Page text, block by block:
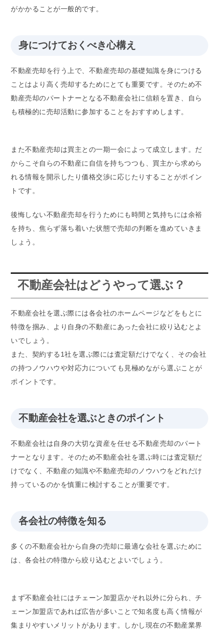
がかかることが一般的です。
身につけておくべき心構え
不動産売却を行う上で、不動産売却の基礎知識を身につける
ことはより高く売却するためにとても重要です。そのため不
動産売却のパートナーとなる不動産会社に信頼を置き、自ら
も積極的に売却活動に参加することをおすすめします。
また不動産売却は買主との一期一会によって成立します。だ
からこそ自らの不動産に自信を持ちつつも、買主から求めら
れる情報を開示したり価格交渉に応じたりすることがポイン
トです。
後悔しない不動産売却を行うためにも時間と気持ちには余裕
を持ち、焦らず落ち着いた状態で売却の判断を進めていきま
しょう。
不動産会社はどうやって選ぶ？
不動産会社を選ぶ際には各会社のホームページなどをもとに
特徴を掴み、より自身の不動産にあった会社に絞り込むとよ
いでしょう。
また、契約する1社を選ぶ際には査定額だけでなく、その会社
の持つノウハウや対応力についても見極めながら選ぶことが
ポイントです。
不動産会社を選ぶときのポイント
不動産会社は自身の大切な資産を任せる不動産売却のパート
ナーとなります。そのため不動産会社を選ぶ時には査定額だ
けでなく、不動産の知識や不動産売却のノウハウをどれだけ
持っているのかを慎重に検討することが重要です。
各会社の特徴を知る
多くの不動産会社から自身の売却に最適な会社を選ぶために
は、各会社の特徴から絞り込むとよいでしょう。
まず不動産会社にはチェーン加盟店かそれ以外に分られ、チ
ェーン加盟店であれば広告が多いことで知名度も高く情報が
集まりやすいメリットがあります。しかし現在の不動産業界